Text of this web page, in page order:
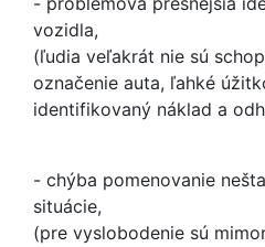
vozidla,
(ľudia veľakrát nie sú
označenie auta, ľahké
identifikovaný náklad a
- chýba pomenovanie
situácie,
(pre vyslobodenie sú